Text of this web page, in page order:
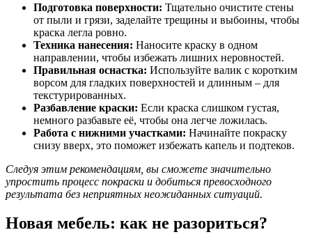
Подготовка поверхности: Тщательно очистите стены
от пыли и грязи, заделайте трещины и выбоины, чтобы
краска легла ровно.
Техника нанесения: Наносите краску в одном
направлении, чтобы избежать лишних неровностей.
Правильная оснастка: Используйте валик с коротким
ворсом для гладких поверхностей и длинным – для
текстурированных.
Разбавление краски: Если краска слишком густая,
немного разбавьте её, чтобы она легче ложилась.
Работа с нижними участками: Начинайте покраску
снизу вверх, это поможет избежать капель и подтеков.
Следуя этим рекомендациям, вы сможете значительно
упростить процесс покраски и добиться превосходного
результата без неприятных неожиданных ситуаций.
Новая мебель: как не разориться?